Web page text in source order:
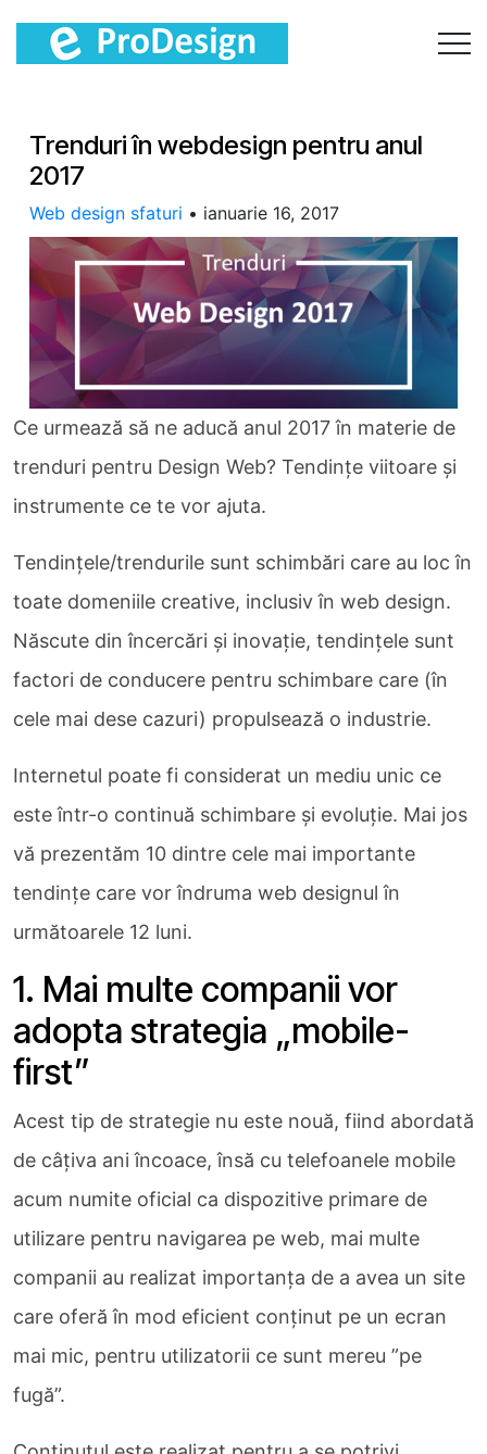
Trenduri în webdesign pentru anul
2017
Web design sfaturi • ianuarie 16, 2017
Ce urmează să ne aducă anul 2017 în materie de
trenduri pentru Design Web? Tendințe viitoare și
instrumente ce te vor ajuta.
Tendințele/trendurile sunt schimbări care au loc în
toate domeniile creative, inclusiv în web design.
Născute din încercări și inovație, tendințele sunt
factori de conducere pentru schimbare care (în
cele mai dese cazuri) propulsează o industrie.
Internetul poate fi considerat un mediu unic ce
este într-o continuă schimbare și evoluție. Mai jos
vă prezentăm 10 dintre cele mai importante
tendințe care vor îndruma web designul în
următoarele 12 luni.
1. Mai multe companii vor
adopta strategia „mobile-
first”
Acest tip de strategie nu este nouă, fiind abordată
de câțiva ani încoace, însă cu telefoanele mobile
acum numite oficial ca dispozitive primare de
utilizare pentru navigarea pe web, mai multe
companii au realizat importanța de a avea un site
care oferă în mod eficient conținut pe un ecran
mai mic, pentru utilizatorii ce sunt mereu ”pe
fugă”.